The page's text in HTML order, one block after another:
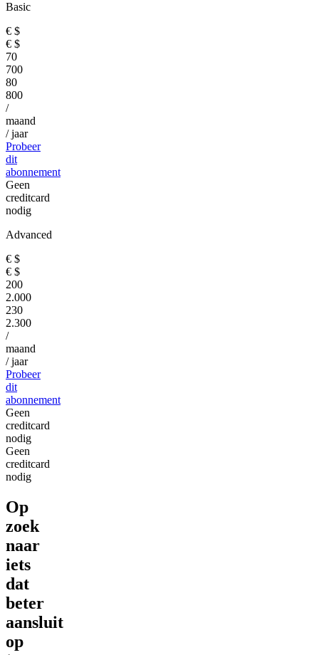
Basic
€ $
€ $
70
700
80
800
/
maand
/ jaar
Probeer
dit
abonnement
Geen
creditcard
nodig
Advanced
€ $
€ $
200
2.000
230
2.300
/
maand
/ jaar
Probeer
dit
abonnement
Geen
creditcard
nodig
Geen
creditcard
nodig
Op
zoek
naar
iets
dat
beter
aansluit
op